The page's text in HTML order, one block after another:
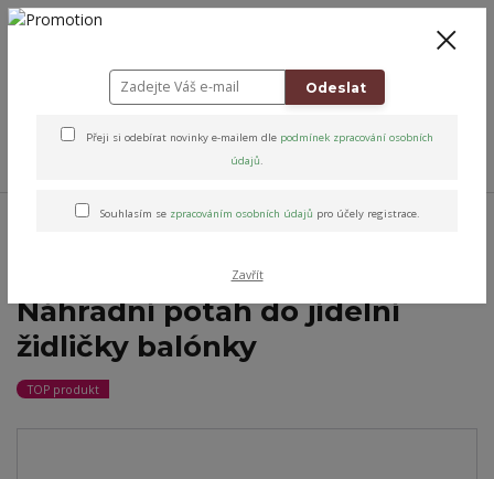
+420 778 743 310
Altens originály & vybrané značky Potahy na židličky
Náhradní potah do jídelní
židličky balónky
TOP produkt
Odeslat
Přeji si odebírat novinky e-mailem dle podmínek zpracování osobních
údajů.
Souhlasím se zpracováním osobních údajů pro účely registrace.
Zavřít